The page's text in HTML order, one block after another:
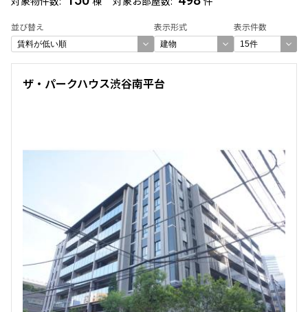
並び替え 表示形式 表示件数
選び方を変更する
お部屋を再検索
検索結果の絞り込み
〜
ザ・パークハウス渋谷南平台